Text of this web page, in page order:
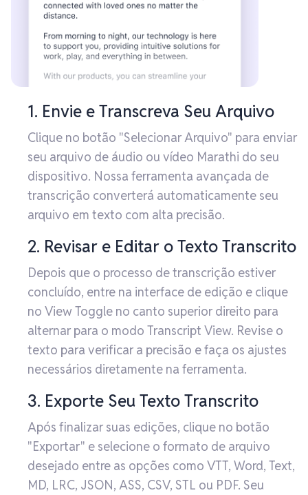
1. Envie e Transcreva Seu Arquivo
Clique no botão "Selecionar Arquivo" para enviar
seu arquivo de áudio ou vídeo Marathi do seu
dispositivo. Nossa ferramenta avançada de
transcrição converterá automaticamente seu
arquivo em texto com alta precisão.
2. Revisar e Editar o Texto Transcrito
Depois que o processo de transcrição estiver
concluído, entre na interface de edição e clique
no View Toggle no canto superior direito para
alternar para o modo Transcript View. Revise o
texto para verificar a precisão e faça os ajustes
necessários diretamente na ferramenta.
3. Exporte Seu Texto Transcrito
Após finalizar suas edições, clique no botão
"Exportar" e selecione o formato de arquivo
desejado entre as opções como VTT, Word, Text,
MD, LRC, JSON, ASS, CSV, STL ou PDF. Seu